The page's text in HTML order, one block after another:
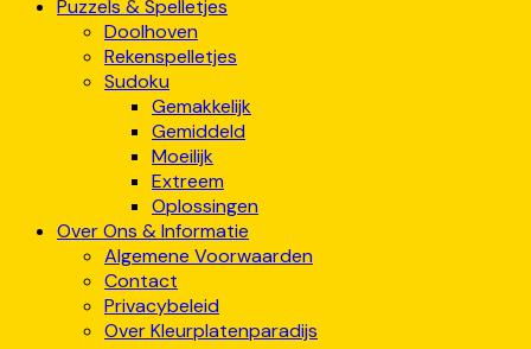
Puzzels & Spelletjes
Doolhoven
Rekenspelletjes
Sudoku
Gemakkelijk
Gemiddeld
Moeilijk
Extreem
Oplossingen
Over Ons & Informatie
Algemene Voorwaarden
Contact
Privacybeleid
Over Kleurplatenparadijs